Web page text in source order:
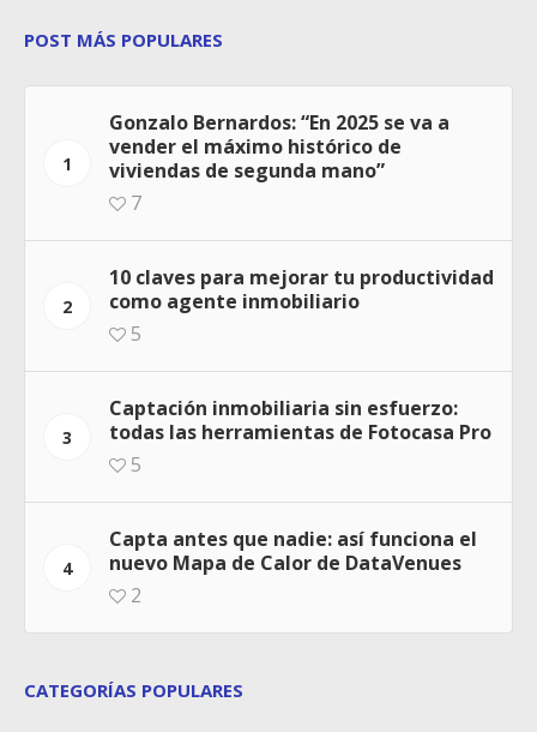
POST MÁS POPULARES
1
Gonzalo Bernardos: “En 2025 se va a
vender el máximo histórico de
viviendas de segunda mano”
7
2
10 claves para mejorar tu productividad
como agente inmobiliario
5
3
Captación inmobiliaria sin esfuerzo:
todas las herramientas de Fotocasa Pro
5
4
Capta antes que nadie: así funciona el
nuevo Mapa de Calor de DataVenues
2
CATEGORÍAS POPULARES